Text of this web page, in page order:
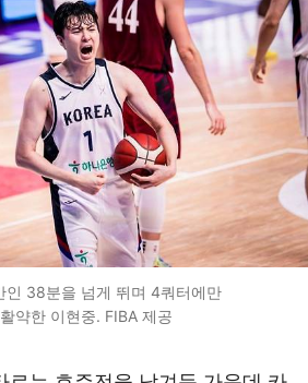
인 38분을 넘게 뛰며 4쿼터에만
약한 이현중. FIBA 제공